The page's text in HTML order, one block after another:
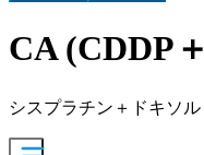
CA (CDDP
シスプラチン＋ドキソ